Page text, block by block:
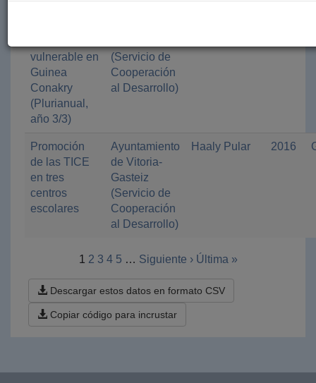
vulnerable en
Guinea
Conakry
(Plurianual,
año 3/3)
(Servicio de
Cooperación
al Desarrollo)
Promoción
de las TICE
en tres
centros
escolares
Ayuntamiento
de Vitoria-
Gasteiz
(Servicio de
Cooperación
al Desarrollo)
Haaly Pular 2016
1 2 3 4 5 … Siguiente › Última »
Descargar estos datos en formato CSV
Copiar código para incrustar